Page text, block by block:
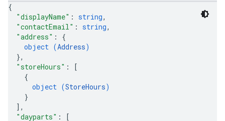
{
"displayName" : string,
"contactEmail" : string,
"address" : {
object (Address)
},
"storeHours" :
[
{
object (StoreHours)
}
] ,
"dayparts" :
[